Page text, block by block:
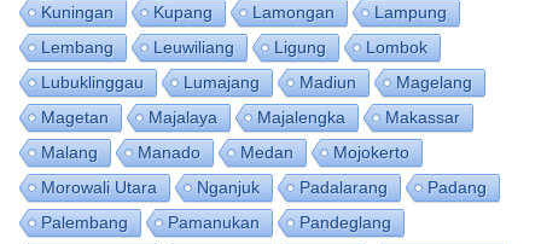
Kuningan
Kupang Lamongan
Lampung
Lembang
Leuwiliang Ligung
Lombok
Lubuklinggau
Lumajang Madiun
Magelang
Magetan
Majalaya Majalengka
Makassar
Malang
Manado Medan
Mojokerto
Morowali Utara
Nganjuk Padalarang
Padang
Palembang
Pamanukan
Pandeglang